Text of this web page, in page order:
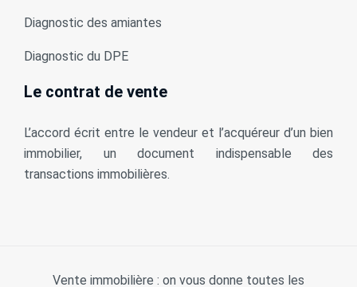
Diagnostic des amiantes
Diagnostic du DPE
Le contrat de vente
L’accord écrit entre le vendeur et l’acquéreur d’un bien
immobilier, un document indispensable des
transactions immobilières.
Vente immobilière : on vous donne toutes les